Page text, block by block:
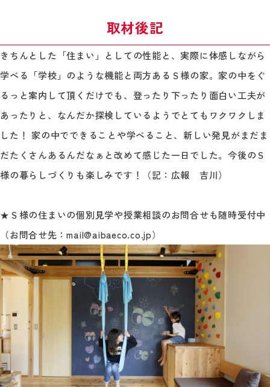
取材後記
きちんとした「住まい」としての性能と、実際に体感しながら
学べる「学校」のような機能と両方あるＳ様の家。家の中をぐ
るっと案内して頂くだけでも、登ったり下ったり面白い工夫が
あったりと、なんだか探検しているようでとてもワクワクしま
した！ 家の中でできることや学べること、新しい発見がまだま
だたくさんあるんだなぁと改めて感じた一日でした。今後のＳ
様の暮らしづくりも楽しみです！（記：広報 吉川）
★Ｓ様の住まいの個別見学や授業相談のお問合せも随時受付中
（お問合せ先：mail@aibaeco.co.jp）